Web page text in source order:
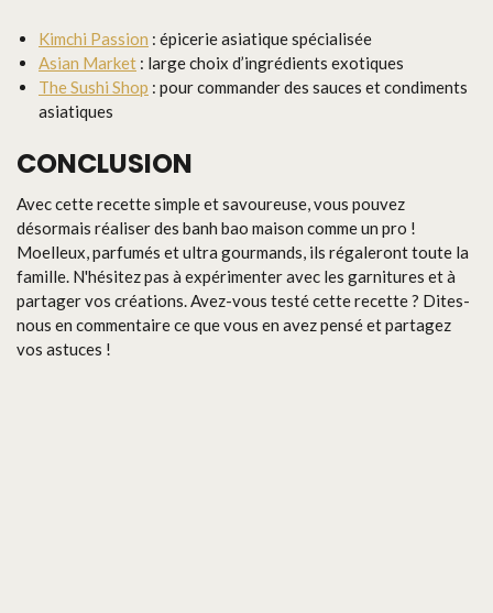
Kimchi Passion : épicerie asiatique spécialisée
Asian Market : large choix d’ingrédients exotiques
The Sushi Shop : pour commander des sauces et condiments
asiatiques
CONCLUSION
Avec cette recette simple et savoureuse, vous pouvez
désormais réaliser des banh bao maison comme un pro !
Moelleux, parfumés et ultra gourmands, ils régaleront toute la
famille. N'hésitez pas à expérimenter avec les garnitures et à
partager vos créations. Avez-vous testé cette recette ? Dites-
nous en commentaire ce que vous en avez pensé et partagez
vos astuces !